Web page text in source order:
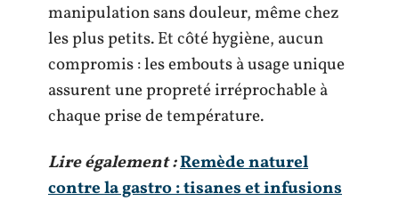
manipulation sans douleur, même chez
les plus petits. Et côté hygiène, aucun
compromis : les embouts à usage unique
assurent une propreté irréprochable à
chaque prise de température.
Lire également :Remède naturel
contre la gastro : tisanes et infusions